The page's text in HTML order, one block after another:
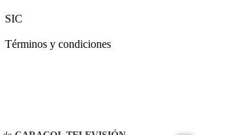
SIC
Términos y condiciones